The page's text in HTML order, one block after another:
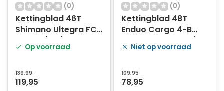
(0)
Kettingblad 46T
Shimano Ultegra FC-
R8000 (MT) 2x11
speed - zwart
Op voorraad
139,99
119,95
(0)
Kettingblad 48T
Enduo Cargo 4-B
104-BCD Cl-45.5 /
53.0 - zilver
Niet op voorraad
109,95
78,95